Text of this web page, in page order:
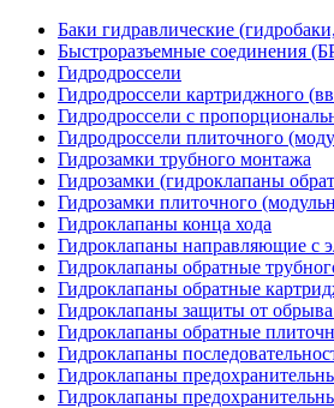
Баки гидравлические
Быстроразъемные соединения
Гидродроссели
Гидродроссели картриджного
Гидродроссели с
Гидродроссели плиточного
Гидрозамки трубного монтажа
Гидрозамки (гидроклапаны
Гидрозамки плиточного
Гидроклапаны конца хода
Гидроклапаны направляющие с
Гидроклапаны обратные
Гидроклапаны обратные
Гидроклапаны защиты от обрыва
Гидроклапаны обратные
Гидроклапаны
Гидроклапаны
Гидроклапаны